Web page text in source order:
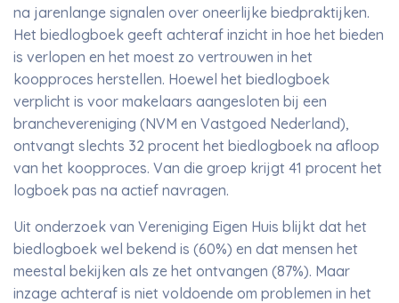
na jarenlange signalen over oneerlijke biedpraktijken.
Het biedlogboek geeft achteraf inzicht in hoe het bieden
is verlopen en het moest zo vertrouwen in het
koopproces herstellen. Hoewel het biedlogboek
verplicht is voor makelaars aangesloten bij een
branchevereniging (NVM en Vastgoed Nederland),
ontvangt slechts 32 procent het biedlogboek na afloop
van het koopproces. Van die groep krijgt 41 procent het
logboek pas na actief navragen.
Uit onderzoek van Vereniging Eigen Huis blijkt dat het
biedlogboek wel bekend is (60%) en dat mensen het
meestal bekijken als ze het ontvangen (87%). Maar
inzage achteraf is niet voldoende om problemen in het